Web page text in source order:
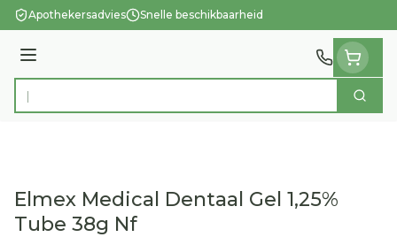
Ga naar de inhoud
Apothekersadvies Snelle beschikbaarheid
Menu
Product, merk, categorie... Zoek
Elmex Medical Dentaal Gel 1,25%
Tube 38g Nf